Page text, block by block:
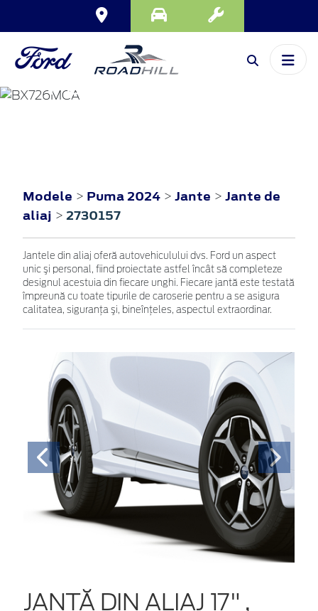
PUMA
Modele > Puma 2024 > Jante > Jante de
aliaj > 2730157
Jantele din aliaj oferă autovehiculului dvs. Ford un aspect
unic şi personal, fiind proiectate astfel încât să completeze
designul acestuia din fiecare unghi. Fiecare jantă este testată
împreună cu toate tipurile de caroserie pentru a se asigura
calitatea, siguranţa şi, bineînţeles, aspectul extraordinar.
JANTĂ DIN ALIAJ 17" ,